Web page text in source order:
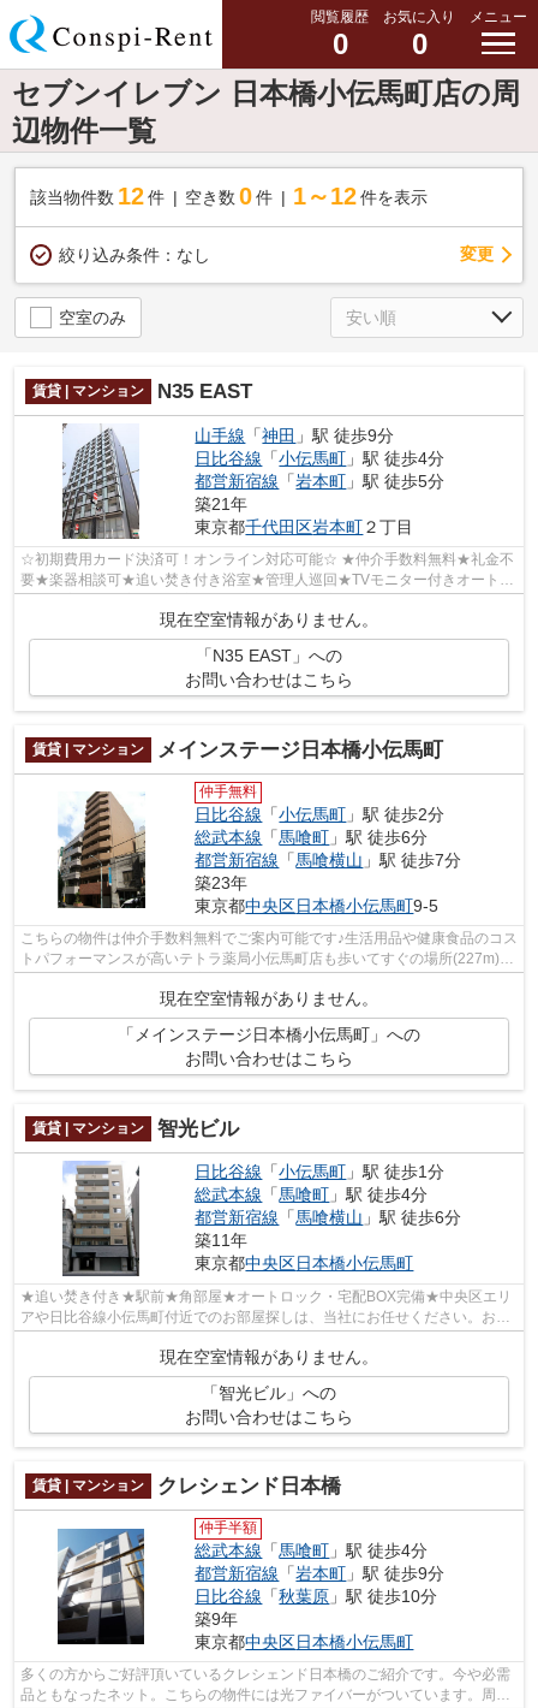
閲覧履歴
0
お気に入り
0
メニュー
セブンイレブン 日本橋小伝馬町店の周
辺物件一覧
該当物件数 12件 空き数 0 件 1～12 件を表示
絞り込み条件： なし 変更
空室のみ
賃貸 | マンション N35 EAST
山手線 「神田 」駅 徒歩9分
日比谷線 「小伝馬町 」駅 徒歩4分
都営新宿線 「岩本町 」駅 徒歩5分
築21年
東京都千代田区岩本町２丁目
☆初期費用カード決済可！オンライン対応可能☆ ★仲介手数料無料★礼金不
要★楽器相談可★追い焚き付き浴室★管理人巡回★TVモニター付きオートロ
現在空室情報がありません。
「N35 EAST」への
お問い合わせはこちら
賃貸 | マンション メインステージ日本橋小伝馬町
仲手無料
日比谷線 「小伝馬町 」駅 徒歩2分
総武本線 「馬喰町 」駅 徒歩6分
都営新宿線 「馬喰横山 」駅 徒歩7分
築23年
東京都中央区日本橋小伝馬町9-5
こちらの物件は仲介手数料無料でご案内可能です♪生活用品や健康食品のコス
トパフォーマンスが高いテトラ薬局小伝馬町店も歩いてすぐの場所(227m)。
現在空室情報がありません。
「メインステージ日本橋小伝馬町」への
お問い合わせはこちら
賃貸 | マンション 智光ビル
日比谷線 「小伝馬町 」駅 徒歩1分
総武本線 「馬喰町 」駅 徒歩4分
都営新宿線 「馬喰横山 」駅 徒歩6分
築11年
東京都中央区日本橋小伝馬町
★追い焚き付き★駅前★角部屋★オートロック・宅配BOX完備★中央区エリ
アや日比谷線小伝馬町付近でのお部屋探しは、当社にお任せください。お客
様のニーズに合ったお部屋をご紹介させてい...
現在空室情報がありません。
「智光ビル」への
お問い合わせはこちら
賃貸 | マンション クレシェンド日本橋
仲手半額
総武本線 「馬喰町 」駅 徒歩4分
都営新宿線 「岩本町 」駅 徒歩9分
日比谷線 「秋葉原 」駅 徒歩10分
築9年
東京都中央区日本橋小伝馬町
多くの方からご好評頂いているクレシェンド日本橋のご紹介です。今や必需
品ともなったネット。こちらの物件には光ファイバーがついています。周辺